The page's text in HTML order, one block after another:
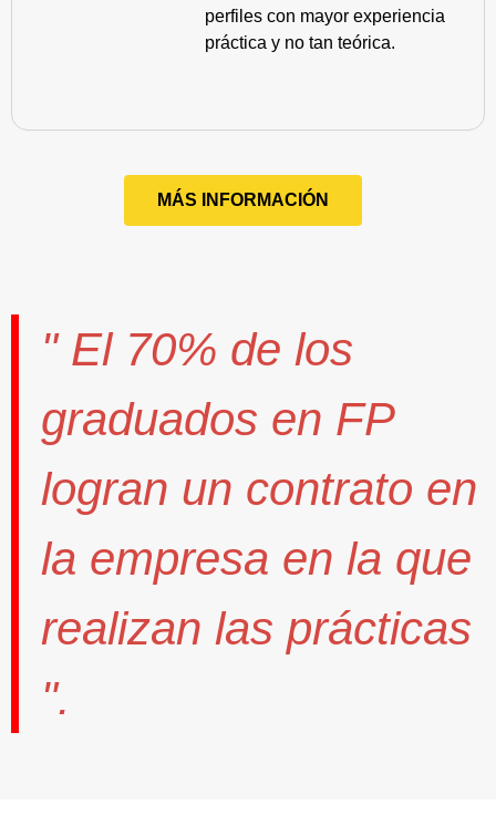
perfiles con mayor experiencia
práctica y no tan teórica.
MÁS INFORMACIÓN
" El 70% de los
graduados en FP
logran un contrato en
la empresa en la que
realizan las prácticas
".